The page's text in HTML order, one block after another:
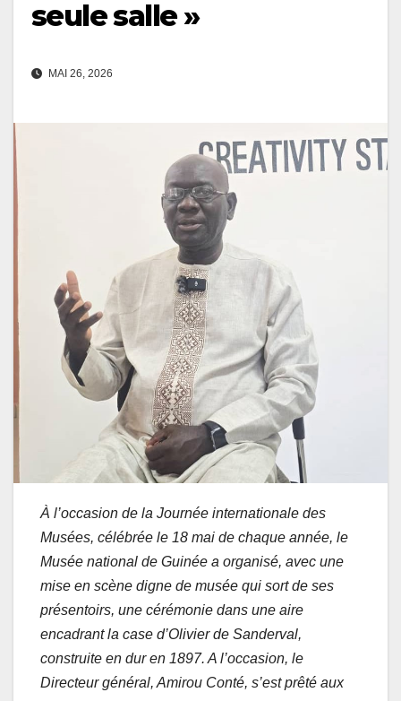
seule salle »
MAI 26, 2026
À l’occasion de la Journée internationale des
Musées, célébrée le 18 mai de chaque année, le
Musée national de Guinée a organisé, avec une
mise en scène digne de musée qui sort de ses
présentoirs, une cérémonie dans une aire
encadrant la case d’Olivier de Sanderval,
construite en dur en 1897. A l’occasion, le
Directeur général, Amirou Conté, s’est prêté aux